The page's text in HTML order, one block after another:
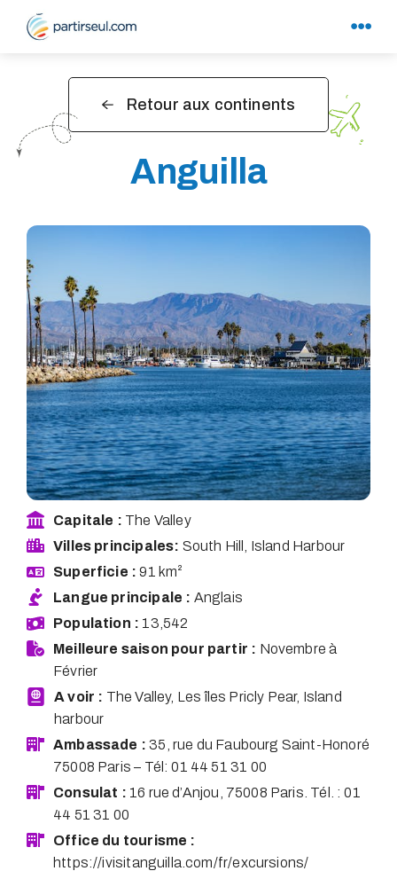
Retour aux continents
Anguilla
Capitale : The Valley
Villes principales: South Hill, Island Harbour
Superficie :91 km²
Langue principale : Anglais
Population : 13,542
Meilleure saison pour partir : Novembre à
Février
A voir : The Valley, Les îles Pricly Pear, Island
harbour
Ambassade :35, rue du Faubourg Saint-Honoré
75008 Paris – Tél: 01 44 51 31 00
Consulat : 16 rue d’Anjou, 75008 Paris. Tél. : 01
44 51 31 00
Office du tourisme :
https://ivisitanguilla.com/fr/excursions/